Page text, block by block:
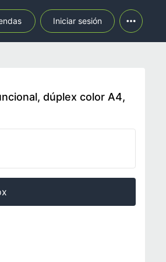
Iniciar sesión
dúplex color A4,